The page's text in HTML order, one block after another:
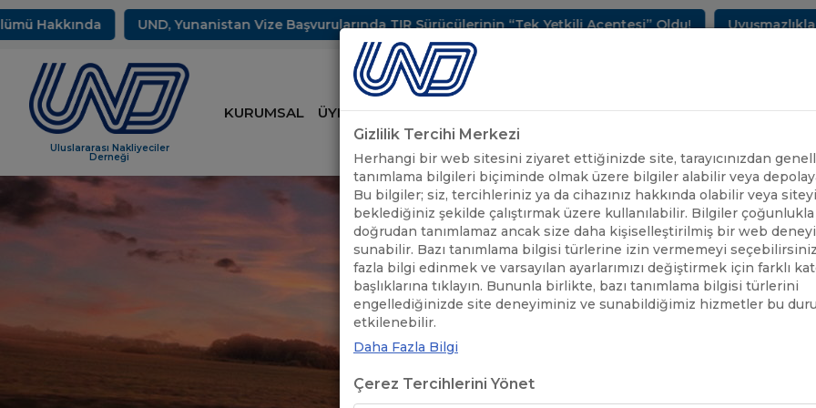
UND, Yunanistan Vize Başvurularında TIR Sürücülerinin “Tek Yetkili Acentesi” Oldu! Uyuşmazlıkların
Uluslararası Nakliyeciler
Derneği
KURUMSAL ÜYELİK HİZMETLERİMİZ SEKTÖREL BİLGİLER UND YAYINLARI
Gizlilik Tercihi Merkezi
Herhangi bir web sitesini ziyaret ettiğinizde site, tarayıcınızdan
tanımlama bilgileri biçiminde olmak üzere bilgiler alabilir veya
Bu bilgiler; siz, tercihleriniz ya da cihazınız hakkında olabilir veya siteyi
beklediğiniz şekilde çalıştırmak üzere kullanılabilir. Bilgiler
doğrudan tanımlamaz ancak size daha kişiselleştirilmiş bir web
sunabilir. Bazı tanımlama bilgisi türlerine izin vermemeyi
fazla bilgi edinmek ve varsayılan ayarlarımızı değiştirmek için farklı
başlıklarına tıklayın. Bununla birlikte, bazı tanımlama bilgisi türlerini
engellediğinizde site deneyiminiz ve sunabildiğimiz hizmetler bu
etkilenebilir.
Daha Fazla Bilgi
Çerez Tercihlerini Yönet